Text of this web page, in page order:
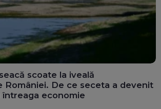
scoate la iveală
României. De ce seceta a devenit
economie